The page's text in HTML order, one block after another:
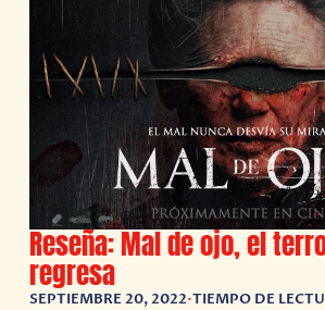
Reseña: Mal de ojo, el
regresa
SEPTIEMBRE 20, 2022•TIEMPO DE